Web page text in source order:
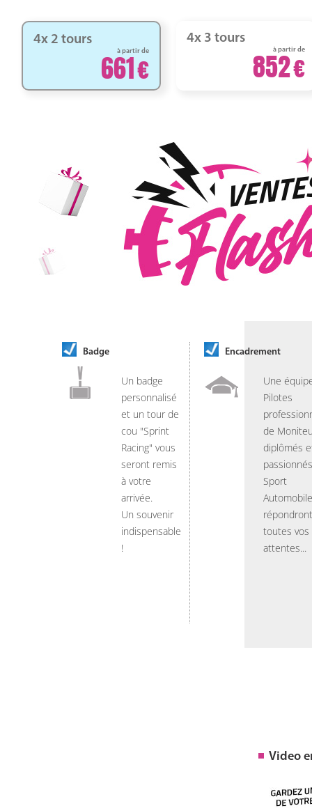
4x 2 tours
à partir de
661
4x 3 tours
à partir de
852
Badge
Un badge
personnalisé
et un tour de
cou "Sprint
Racing" vous
seront remis
à votre
arrivée.
Un souvenir
indispensable
!
Encadrement
Une
Pilotes
de
diplômés
Sport
Automobile
toutes vos
attentes...
Video